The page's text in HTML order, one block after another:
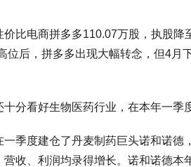
电商拼多多110.07万股，执股降
位后，拼多多出现大幅转念，但4月
看好生物医药行业，在本年一季
度建仓了丹麦制药巨头诺和诺德
收、利润均录得增长。诺和诺德本